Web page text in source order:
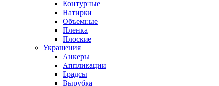
Контурные
Натирки
Объемные
Пленка
Плоские
Украшения
Анкеры
Аппликации
Брадсы
Вырубка